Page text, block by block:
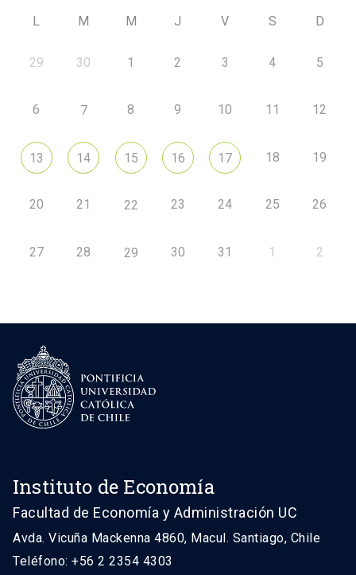
L M M J V S D
29 30 1 2 3 4 5
6 7 8 9 10 11 12
13 14 15 16 17 18 19
20 21 22 23 24 25 26
27 28 29 30 31 1 2
Instituto de Economía
Facultad de Economía y Administración UC
Avda. Vicuña Mackenna 4860, Macul. Santiago, Chile
Teléfono: +56 2 2354 4303